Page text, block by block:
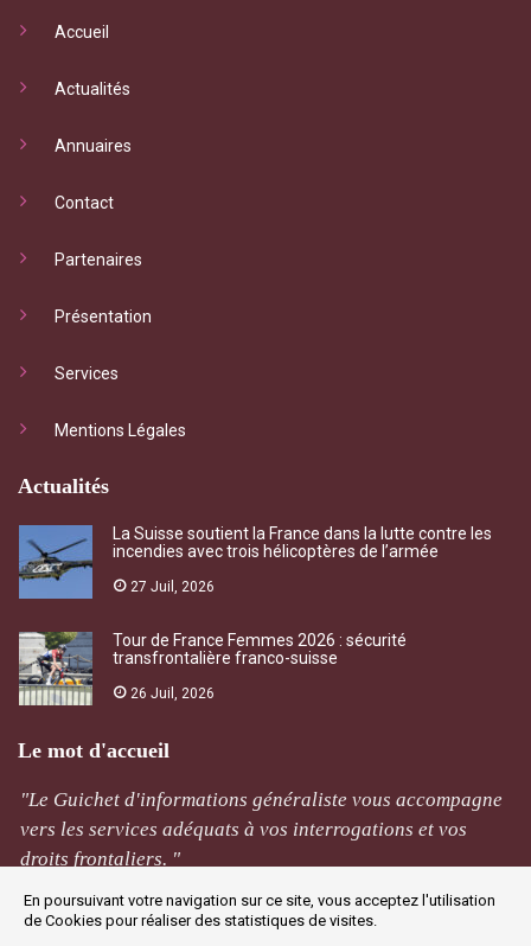
Accueil
Actualités
Annuaires
Contact
Partenaires
Présentation
Services
Mentions Légales
Actualités
La Suisse soutient la France dans la lutte contre les
incendies avec trois hélicoptères de l’armée
27 Juil, 2026
Tour de France Femmes 2026 : sécurité
transfrontalière franco-suisse
26 Juil, 2026
Le mot d'accueil
"Le Guichet d'informations généraliste vous accompagne
vers les services adéquats à vos interrogations et vos
droits frontaliers. "
M Rivière Jougne
En poursuivant votre navigation sur ce site, vous acceptez l'utilisation
de Cookies pour réaliser des statistiques de visites.